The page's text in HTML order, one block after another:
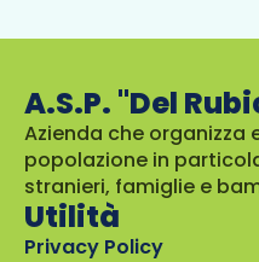
A.S.P. "Del
Azienda che organizza
popolazione in
stranieri, famiglie e
Utilità
Privacy Policy